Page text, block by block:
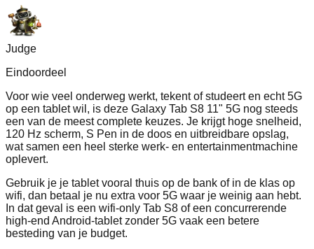
Judge
Eindoordeel
Voor wie veel onderweg werkt, tekent of studeert en echt 5G
op een tablet wil, is deze Galaxy Tab S8 11" 5G nog steeds
een van de meest complete keuzes. Je krijgt hoge snelheid,
120 Hz scherm, S Pen in de doos en uitbreidbare opslag,
wat samen een heel sterke werk‑ en entertainmentmachine
oplevert.
Gebruik je je tablet vooral thuis op de bank of in de klas op
wifi, dan betaal je nu extra voor 5G waar je weinig aan hebt.
In dat geval is een wifi‑only Tab S8 of een concurrerende
high‑end Android‑tablet zonder 5G vaak een betere
besteding van je budget.